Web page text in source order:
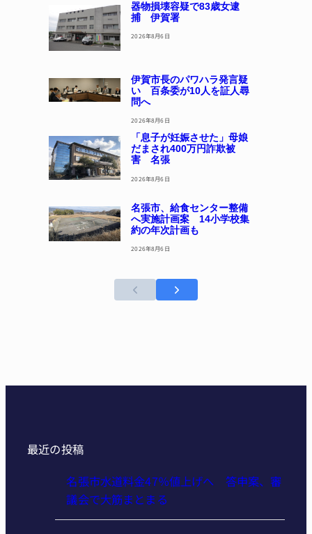
器物損壊容疑で83歳女逮
捕 伊賀署
2026年8月6日
伊賀市長のパワハラ発言疑
い 百条委が10人を証人尋
問へ
2026年8月6日
「息子が妊娠させた」母娘
だまされ400万円詐欺被
害 名張
2026年8月6日
名張市、給食センター整備
へ実施計画案 14小学校集
約の年次計画も
2026年8月6日
最近の投稿
名張市水道料金47％値上げへ 答申案、審
議会で大筋まとまる